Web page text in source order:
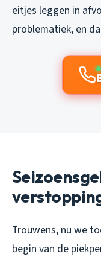
eitjes leggen in
problematiek, en
Trouwens, nu we
begin van de